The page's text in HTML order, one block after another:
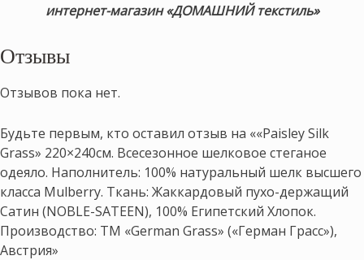
интернет-магазин «ДОМАШНИЙ текстиль»
Отзывы
Отзывов пока нет.
Будьте первым, кто оставил отзыв на ««Paisley Silk
Grass» 220×240см. Всесезонное шелковое стеганое
одеяло. Наполнитель: 100% натуральный шелк высшего
класса Mulberry. Ткань: Жаккардовый пухо-держащий
Сатин (NOBLE-SATEEN), 100% Египетский Хлопок.
Производство: ТМ «German Grass» («Герман Грасс»),
Австрия»